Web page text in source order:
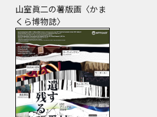
山室眞二の薯版画〈かま
くら博物誌〉